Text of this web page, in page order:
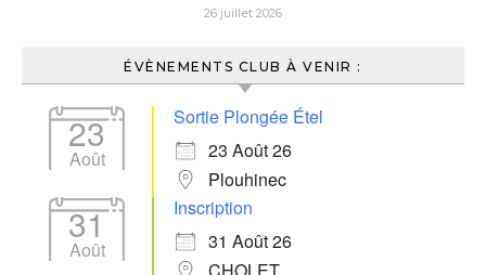
26 juillet 2026
ÉVÈNEMENTS CLUB À VENIR :
23
Août
Sortie Plongée Étel
23 Août 26
Plouhinec
31
Août
Inscription
31 Août 26
CHOLET